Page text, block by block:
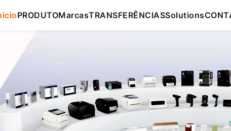
PRODUTOMarcasTRANSFERÊNCIASSolutions